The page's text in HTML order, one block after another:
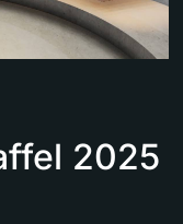
2025